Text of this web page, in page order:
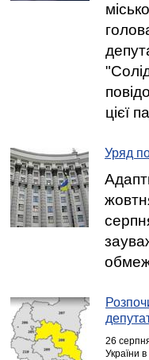
цієї
Уряд
26
України